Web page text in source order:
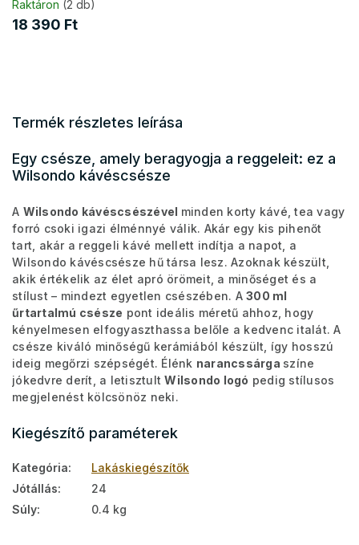
Raktáron (2 db)
18 390 Ft
Termék részletes leírása
Egy csésze, amely beragyogja a reggeleit: ez a
Wilsondo kávéscsésze
A Wilsondo kávéscsészével minden korty kávé, tea vagy
forró csoki igazi élménnyé válik. Akár egy kis pihenőt
tart, akár a reggeli kávé mellett indítja a napot, a
Wilsondo kávéscsésze hű társa lesz. Azoknak készült,
akik értékelik az élet apró örömeit, a minőséget és a
stílust – mindezt egyetlen csészében. A 300 ml
űrtartalmú csésze pont ideális méretű ahhoz, hogy
kényelmesen elfogyaszthassa belőle a kedvenc italát. A
csésze kiváló minőségű kerámiából készült, így hosszú
ideig megőrzi szépségét. Élénk narancssárga színe
jókedvre derít, a letisztultWilsondo logó pedig stílusos
megjelenést kölcsönöz neki.
Kiegészítő paraméterek
Kategória:
Lakáskiegészítők
Jótállás:
24
Súly: 0.4 kg